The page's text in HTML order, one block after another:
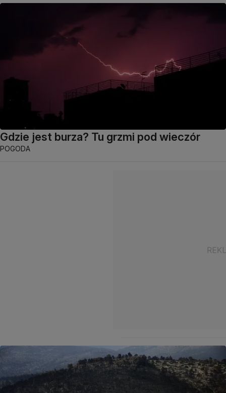
Gdzie jest burza? Tu grzmi pod wieczór
POGODA